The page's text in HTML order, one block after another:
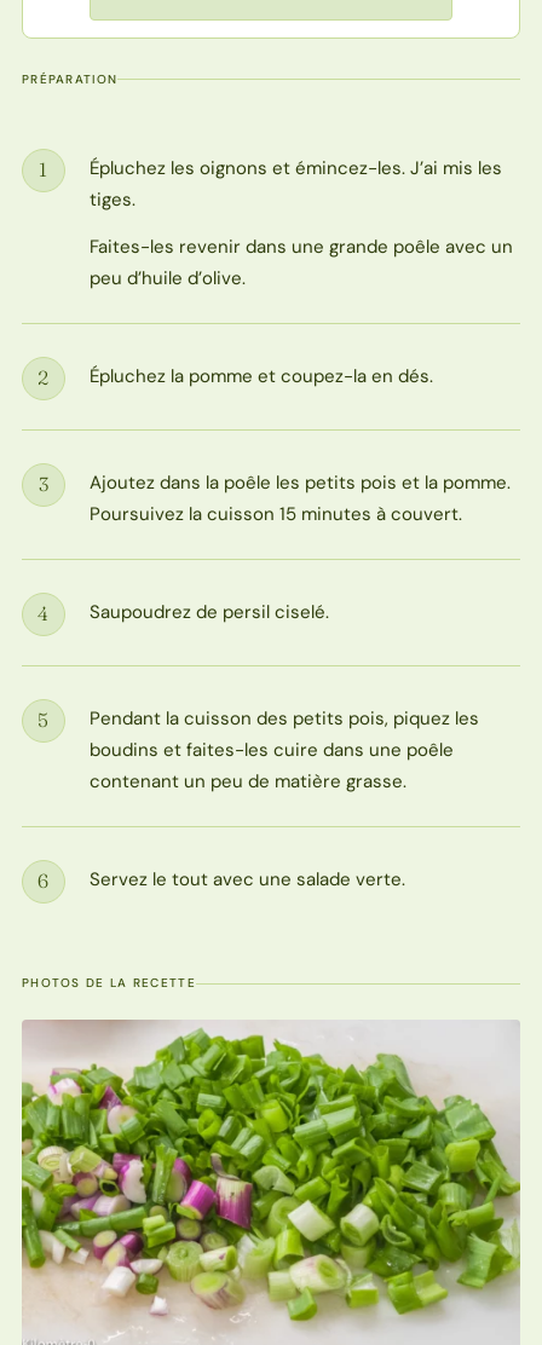
PRÉPARATION
Étape
1
Épluchez les oignons et émincez-les. J’ai mis les
tiges.
Faites-les revenir dans une grande poêle avec un
peu d’huile d’olive.
Étape
2 Épluchez la pomme et coupez-la en dés.
Étape
3
Ajoutez dans la poêle les petits pois et la pomme.
Poursuivez la cuisson 15 minutes à couvert.
Étape
4 Saupoudrez de persil ciselé.
Étape
5
Pendant la cuisson des petits pois, piquez les
boudins et faites-les cuire dans une poêle
contenant un peu de matière grasse.
Étape
6 Servez le tout avec une salade verte.
PHOTOS DE LA RECETTE